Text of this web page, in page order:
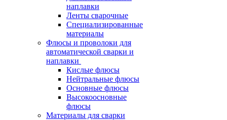
наплавки
Ленты сварочные
Специализированные
материалы
Флюсы и проволоки для
автоматической сварки и
наплавки
Кислые флюсы
Нейтральные флюсы
Основные флюсы
Высокоосновные
флюсы
Материалы для сварки